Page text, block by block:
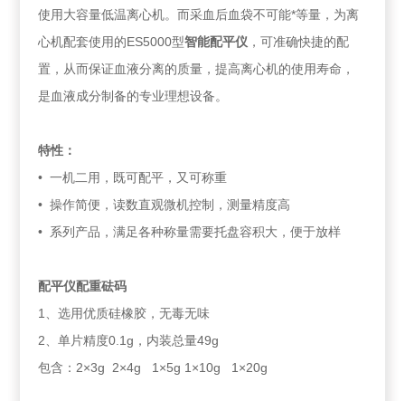
使用大容量低温离心机。而采血后血袋不可能*等量，为离
心机配套使用的ES5000型智能配平仪 ，可准确快捷的配
置，从而保证血液分离的质量，提高离心机的使用寿命，
是血液成分制备的专业理想设备。
特性：
• 一机二用，既可配平，又可称重
• 操作简便，读数直观微机控制，测量精度高
• 系列产品，满足各种称量需要托盘容积大，便于放样
配平仪配重砝码
1、选用优质硅橡胶，无毒无味
2、单片精度0.1g，内装总量49g
包含：2×3g 2×4g 1×5g 1×10g 1×20g